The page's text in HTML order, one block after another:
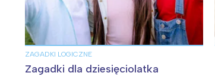
ZAGADKI LOGICZNE
Zagadki dla dziesięciolatka